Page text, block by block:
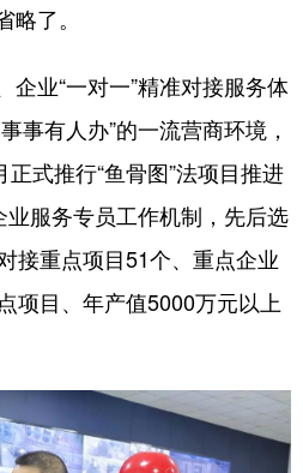
海南 重庆
云南 西藏
青海 宁夏
Français عربى
日本語 한국어
了。
业“一对一”精准对接服务体
事有人办”的一流营商环境，
式推行“鱼骨图”法项目推进
业服务专员工作机制，先后选
接重点项目51个、重点企业
项目、年产值5000万元以上